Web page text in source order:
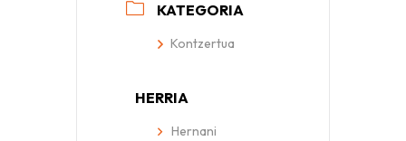
KATEGORIA
Kontzertua
HERRIA
Hernani